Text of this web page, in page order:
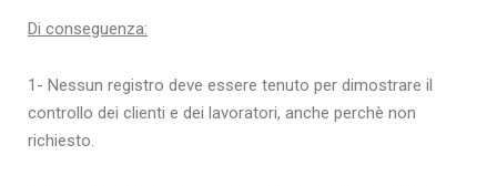
Di conseguenza:
1- Nessun registro deve essere tenuto per dimostrare il
controllo dei clienti e dei lavoratori, anche perchè non
richiesto.